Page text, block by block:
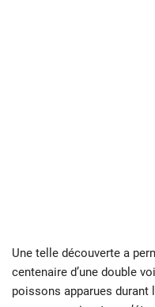
Une telle découverte a
centenaire d’une double
poissons apparues durant